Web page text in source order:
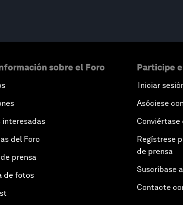
sobre el Foro
interesadas
del Foro
prensa
de fotos
Participe
Iniciar
Asóciese
Conviértase
Regístrese
de prensa
Suscríbase
Contacte